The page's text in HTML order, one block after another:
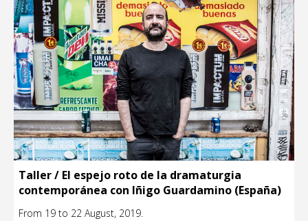
Taller / El espejo roto de la dramaturgia
contemporánea con Iñigo Guardamino (España)
From 19 to 22 August, 2019.